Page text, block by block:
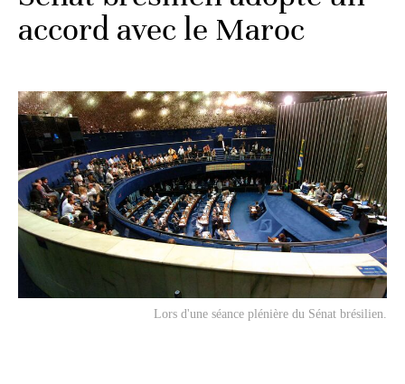
accord avec le Maroc
Lors d'une séance plénière du Sénat brésilien.